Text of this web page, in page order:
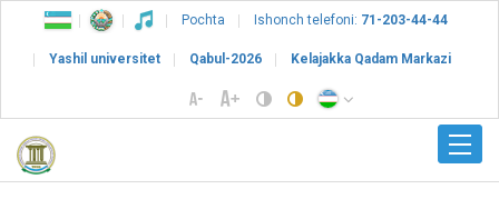
Pochta Ishonch telefoni: 71-203-44-44
Yashil universitet Qabul-2026 Kelajakka Qadam Markazi